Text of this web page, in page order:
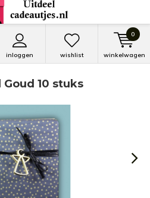
inloggen wishlist winkelwagen
0
10 stuks